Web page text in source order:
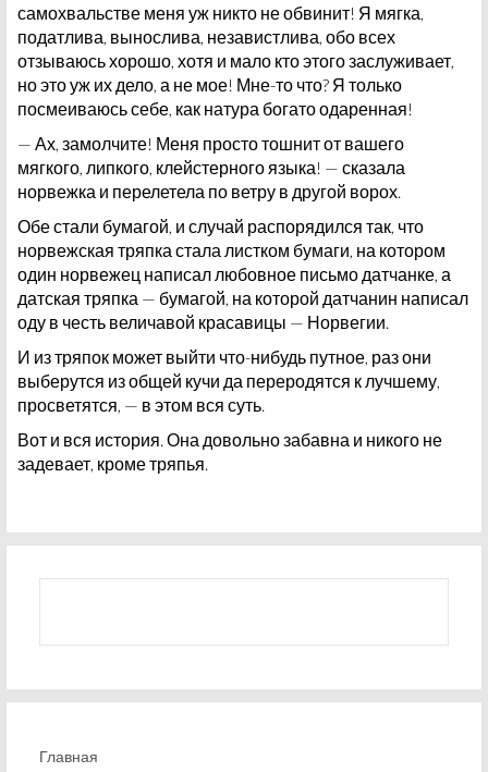
самохвальстве меня уж никто не обвинит! Я мягка,
податлива, вынослива, независтлива, обо всех
отзываюсь хорошо, хотя и мало кто этого заслуживает,
но это уж их дело, а не мое! Мне-то что? Я только
посмеиваюсь себе, как натура богато одаренная!
— Ах, замолчите! Меня просто тошнит от вашего
мягкого, липкого, клейстерного языка! — сказала
норвежка и перелетела по ветру в другой ворох.
Обе стали бумагой, и случай распорядился так, что
норвежская тряпка стала листком бумаги, на котором
один норвежец написал любовное письмо датчанке, а
датская тряпка — бумагой, на которой датчанин написал
оду в честь величавой красавицы — Норвегии.
И из тряпок может выйти что-нибудь путное, раз они
выберутся из общей кучи да переродятся к лучшему,
просветятся, — в этом вся суть.
Вот и вся история. Она довольно забавна и никого не
задевает, кроме тряпья.
Главная